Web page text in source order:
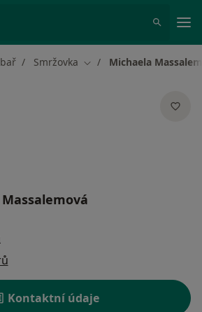
Smržovka Změna města
Michaela
Kontaktní údaje